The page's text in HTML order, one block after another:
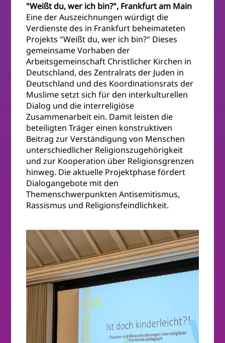
"Weißt du, wer ich bin?", Frankfurt am Main
Eine der Auszeichnungen würdigt die
Verdienste des in Frankfurt beheimateten
Projekts "Weißt du, wer ich bin?" Dieses
gemeinsame Vorhaben der
Arbeitsgemeinschaft Christlicher Kirchen in
Deutschland, des Zentralrats der Juden in
Deutschland und des Koordinationsrats der
Muslime setzt sich für den interkulturellen
Dialog und die interreligiöse
Zusammenarbeit ein. Damit leisten die
beteiligten Träger einen konstruktiven
Beitrag zur Verständigung von Menschen
unterschiedlicher Religionszugehörigkeit
und zur Kooperation über Religionsgrenzen
hinweg. Die aktuelle Projektphase fördert
Dialogangebote mit den
Themenschwerpunkten Antisemitismus,
Rassismus und Religionsfeindlichkeit.